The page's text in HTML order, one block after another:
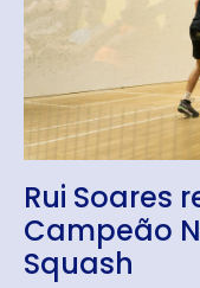
Rui Soares
Campeão
Squash